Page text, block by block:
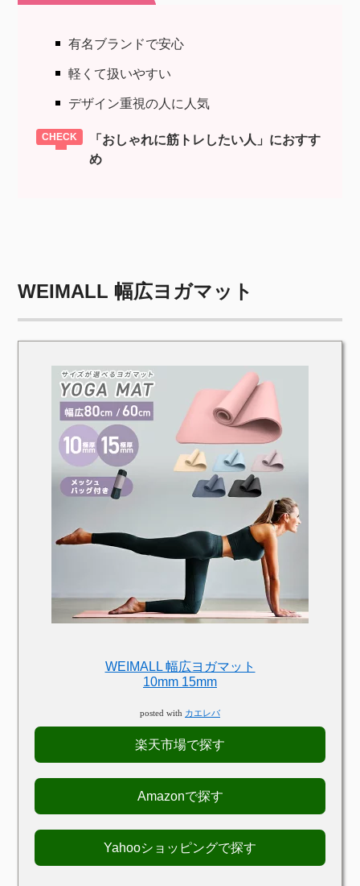
有名ブランドで安心
軽くて扱いやすい
デザイン重視の人に人気
「おしゃれに筋トレしたい人」におすす
め
WEIMALL 幅広ヨガマット
WEIMALL 幅広ヨガマット
10mm 15mm
posted with カエレバ
楽天市場で探す
Amazonで探す
Yahooショッピングで探す